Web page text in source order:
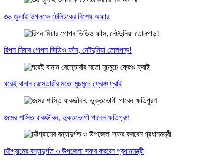
৩৬ জুলাই উপলক্ষে টেলিটকের বিশেষ অফার
রিপন মিয়ার গোপন ভিডিও ফাঁস, নেটদুনিয়া তোলপাড়!
ঘরেই বানান রেস্তোরাঁর মতো মুচমুচে ফ্রেঞ্চ ফ্রাই
গুমের শাস্তি যাবজ্জীবন, ভুক্তভোগী পাবেন ক্ষতিপূরণ
চট্টগ্রামের বন্যাদুর্গত ৩ উপজেলা সফর করবেন প্রধানমন্ত্রী